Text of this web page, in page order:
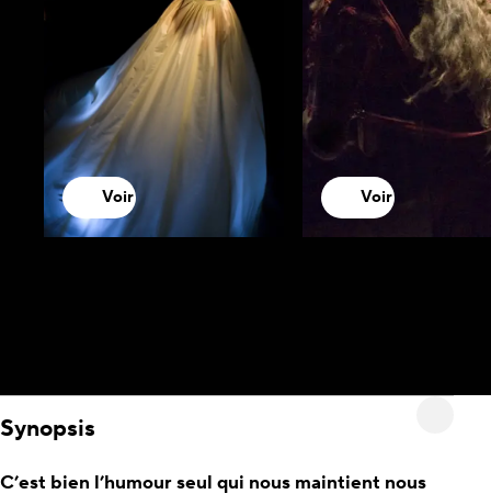
Voir Voir
Synopsis
C’est bien l’humour seul qui nous maintient nous